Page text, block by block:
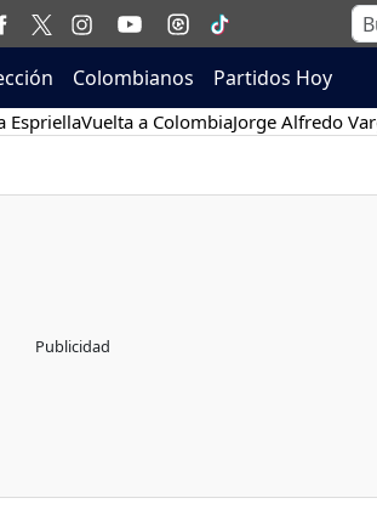
Colombianos Partidos Hoy
EspriellaVuelta a ColombiaJorge Alfredo